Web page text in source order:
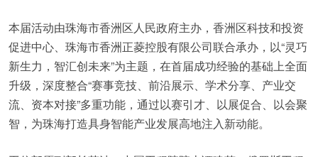
本届活动由珠海市香洲区人民政府主办，香洲区科技和投资
促进中心、珠海市香洲正菱控股有限公司联合承办，以“灵巧
新生力，智汇创未来”为主题，在首届成功经验的基础上全面
升级，深度整合“赛事竞技、前沿展示、学术分享、产业交
流、资本对接”多重功能，通过以赛引才、以展促合、以会聚
智，为珠海打造具身智能产业发展高地注入新动能。